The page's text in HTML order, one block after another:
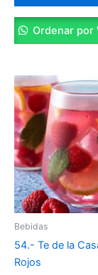
Ordenar por
Bebidas
54.- Te de la
Rojos